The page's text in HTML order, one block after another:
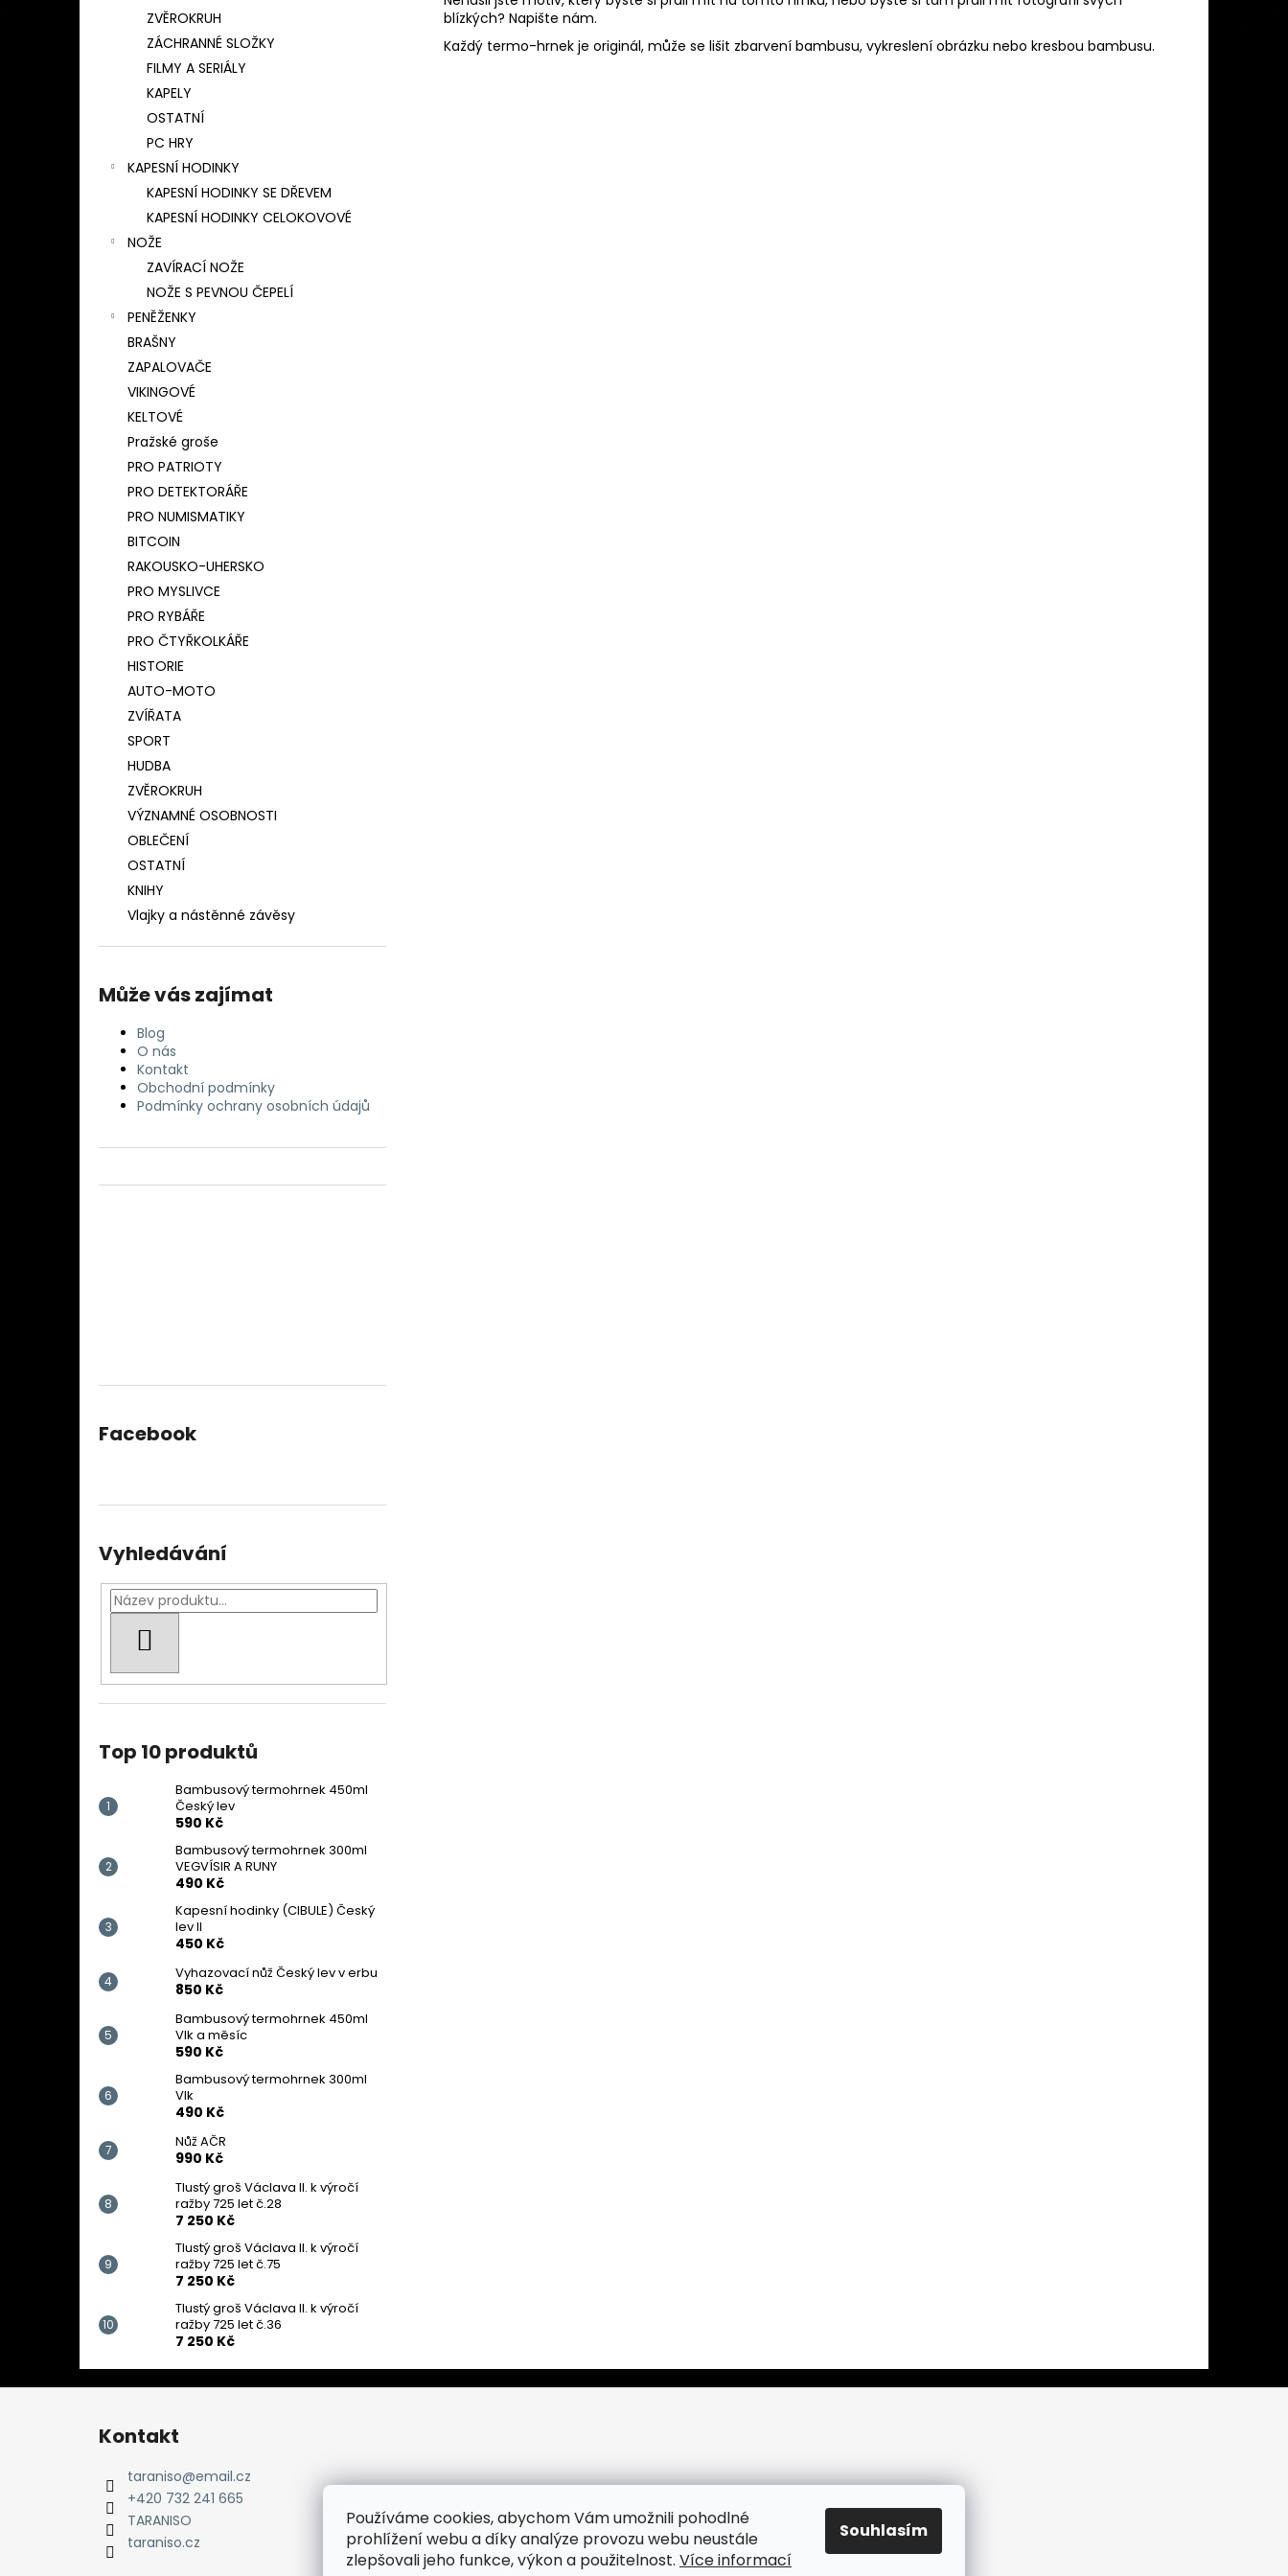
Používáme cookies, abychom Vám umožnili pohodlné
prohlížení webu a díky analýze provozu webu neustále
zlepšovali jeho funkce, výkon a použitelnost. Více informací
Souhlasím
ZVĚROKRUH
ZÁCHRANNÉ SLOŽKY
FILMY A SERIÁLY
KAPELY
OSTATNÍ
PC HRY
KAPESNÍ HODINKY
KAPESNÍ HODINKY SE DŘEVEM
KAPESNÍ HODINKY CELOKOVOVÉ
NOŽE
ZAVÍRACÍ NOŽE
NOŽE S PEVNOU ČEPELÍ
PENĚŽENKY
BRAŠNY
ZAPALOVAČE
VIKINGOVÉ
KELTOVÉ
Pražské groše
PRO PATRIOTY
PRO DETEKTORÁŘE
PRO NUMISMATIKY
BITCOIN
RAKOUSKO-UHERSKO
PRO MYSLIVCE
PRO RYBÁŘE
PRO ČTYŘKOLKÁŘE
HISTORIE
AUTO-MOTO
ZVÍŘATA
SPORT
HUDBA
ZVĚROKRUH
VÝZNAMNÉ OSOBNOSTI
OBLEČENÍ
OSTATNÍ
KNIHY
Vlajky a nástěnné závěsy
Může vás zajímat
Blog
O nás
Kontakt
Obchodní podmínky
Podmínky ochrany osobních údajů
Facebook
Vyhledávání
Top 10 produktů
Bambusový termohrnek 450ml
Český lev
590 Kč
Bambusový termohrnek 300ml
VEGVÍSIR A RUNY
490 Kč
Kapesní hodinky (CIBULE) Český
lev II
450 Kč
Vyhazovací nůž Český lev v erbu
850 Kč
Bambusový termohrnek 450ml
Vlk a měsíc
590 Kč
Bambusový termohrnek 300ml
Vlk
490 Kč
Nůž AČR
990 Kč
Tlustý groš Václava II. k výročí
ražby 725 let č.28
7 250 Kč
Tlustý groš Václava II. k výročí
ražby 725 let č.75
7 250 Kč
Tlustý groš Václava II. k výročí
ražby 725 let č.36
7 250 Kč
blízkých? Napište nám.
Každý termo-hrnek je originál, může se lišit zbarvení bambusu, vykreslení obrázku nebo kresbou bambusu.
Z
Kontakt
taraniso@email.cz
+420 732 241 665
TARANISO
taraniso.cz